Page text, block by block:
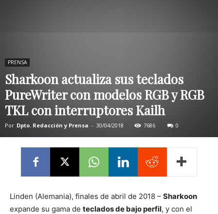
PRENSA
Sharkoon actualiza sus teclados
PureWriter con modelos RGB y RGB
TKL con interruptores Kailh
Por Dpto. Redacción y Prensa - 30/04/2018 7686 0
Linden (Alemania), finales de abril de 2018 – Sharkoon
expande su gama de teclados de bajo perfil, y con el